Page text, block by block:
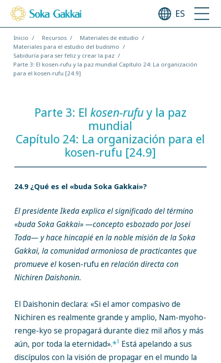
ES
Inicio Recursos
Materiales de estudio
Materiales para el estudio del budismo
Sabiduría para ser feliz y crear la paz
Parte 3: El kosen-rufu y la paz mundial Capítulo 24: La organización
para el kosen-rufu [24.9]
Parte 3: El kosen-rufuy la paz
mundial
Capítulo 24: La organización para el
kosen-rufu [24.9]
24.9 ¿Qué es el «buda Soka Gakkai»?
El presidente Ikeda explica el significado del término
«buda Soka Gakkai» —concepto esbozado por Josei
Toda— y hace hincapié en la noble misión de la Soka
Gakkai, la comunidad armoniosa de practicantes que
promueve elkosen-rufuen relación directa con
Nichiren Daishonin.
El Daishonin declara: «Si el amor compasivo de
Nichiren es realmente grande y amplio, Nam-myoho-
renge-kyo se propagará durante diez mil años y más
aún, por toda la eternidad».*1 Está apelando a sus
discípulos con la visión de propagar en el mundo la